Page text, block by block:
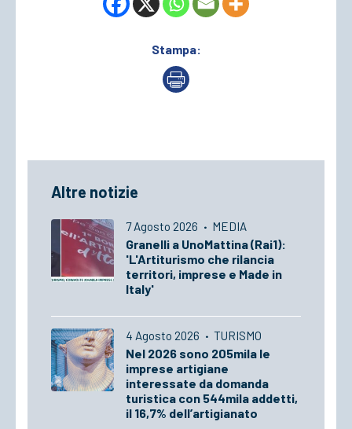
Stampa:
Altre notizie
7 Agosto 2026 · MEDIA
Granelli a UnoMattina (Rai1):
'L'Artiturismo che rilancia
territori, imprese e Made in
Italy'
4 Agosto 2026 · TURISMO
Nel 2026 sono 205mila le
imprese artigiane
interessate da domanda
turistica con 544mila addetti,
il 16,7% dell’artigianato